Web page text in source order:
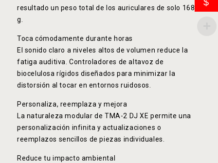
resultado un peso total de los auriculares de solo 168
g.
Toca cómodamente durante horas
El sonido claro a niveles altos de volumen reduce la
fatiga auditiva. Controladores de altavoz de
biocelulosa rígidos diseñados para minimizar la
distorsión al tocar en entornos ruidosos.
Personaliza, reemplaza y mejora
La naturaleza modular de TMA-2 DJ XE permite una
personalización infinita y actualizaciones o
reemplazos sencillos de piezas individuales.
Reduce tu impacto ambiental